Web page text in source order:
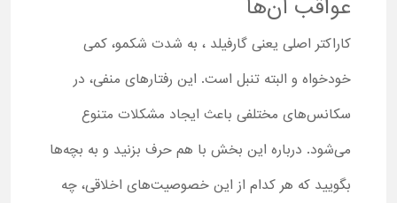
عواقب آن‌ها
کاراکتر اصلی یعنی گارفیلد ، به شدت شکمو، کمی
خودخواه و البته تنبل است. این رفتارهای منفی، در
سکانس‌های مختلفی باعث ایجاد مشکلات متنوع
می‌شود. درباره این بخش با هم حرف بزنید و به بچه‌ها
بگویید که هر کدام از این خصوصیت‌های اخلاقی، چه